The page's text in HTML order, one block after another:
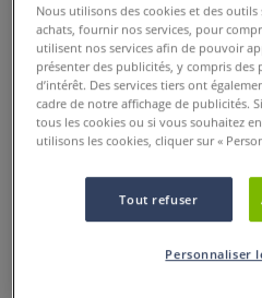
Papier barrière
0
acide, avec réserve alcaline,
Nous utilisons des cookies et des
achats, fournir nos services, pour
utilisent nos services afin de pouvoir
présenter des publicités, y compris des
d’intérêt. Des services tiers ont
cadre de notre affichage de publicités.
tous les cookies ou si vous souhaitez
utilisons les cookies, cliquer sur «
Tout refuser
Personnaliser